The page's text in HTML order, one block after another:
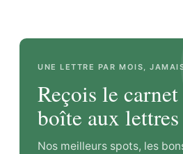
UNE LETTRE PAR MOIS,
Reçois le
boîte aux lettres
Nos meilleurs spots, les